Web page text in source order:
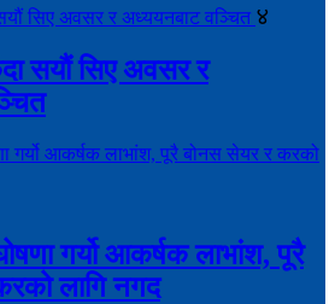
४
सयौं सिए अवसर र
गर्यो आकर्षक लाभांश, पूरै
लागि नगद